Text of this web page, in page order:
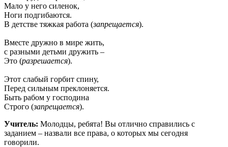
Мало у него силенок,
Ноги подгибаются.
В детстве тяжкая работа (запрещается).
Вместе дружно в мире жить,
с разными детьми дружить –
Это (разрешается).
Этот слабый горбит спину,
Перед сильным преклоняется.
Быть рабом у господина
Строго (запрещается).
Учитель: Молодцы, ребята! Вы отлично справились с
заданием – назвали все права, о которых мы сегодня
говорили.